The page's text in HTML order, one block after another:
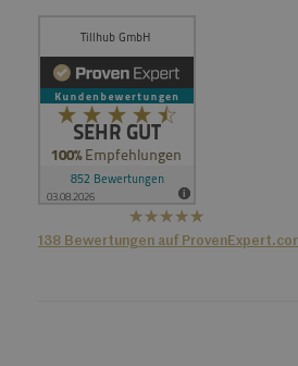
hat4,36
138 Bewertungen auf